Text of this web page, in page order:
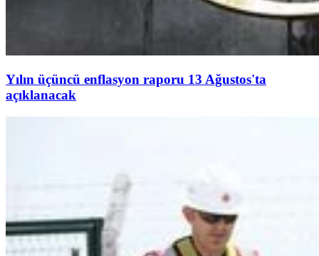
Yılın üçüncü enflasyon raporu 13 Ağustos'ta
açıklanacak